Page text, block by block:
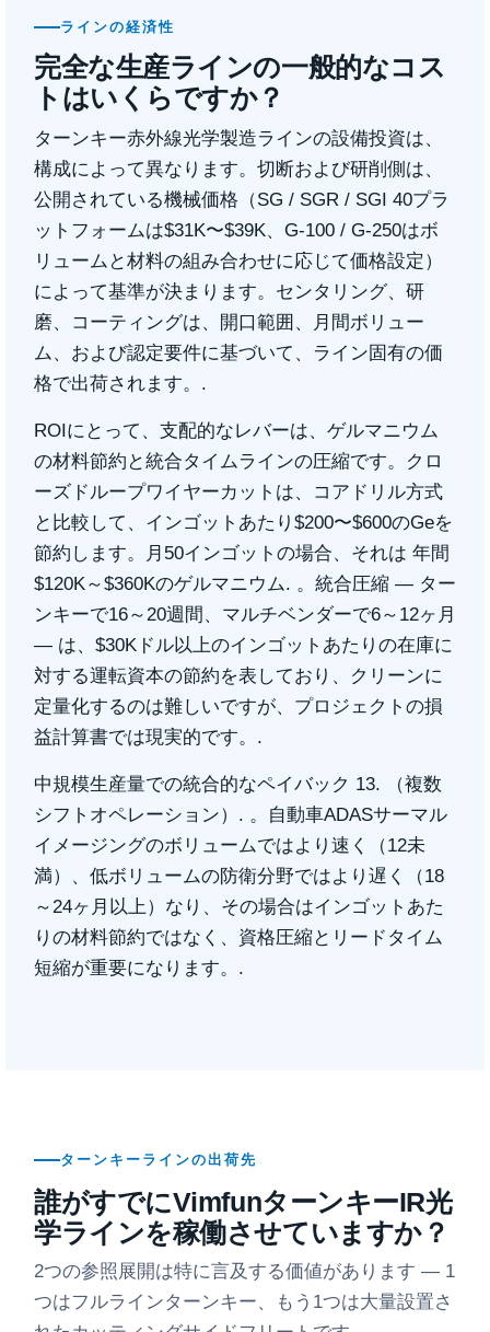
ラインの経済性
完全な生産ラインの一般的なコス
トはいくらですか？
ターンキー赤外線光学製造ラインの設備投資は、
構成によって異なります。切断および研削側は、
公開されている機械価格（SG / SGR / SGI 40プラ
ットフォームは$31K〜$39K、G-100 / G-250はボ
リュームと材料の組み合わせに応じて価格設定）
によって基準が決まります。センタリング、研
磨、コーティングは、開口範囲、月間ボリュー
ム、および認定要件に基づいて、ライン固有の価
格で出荷されます。.
ROIにとって、支配的なレバーは、ゲルマニウム
の材料節約と統合タイムラインの圧縮です。クロ
ーズドループワイヤーカットは、コアドリル方式
と比較して、インゴットあたり$200〜$600のGeを
節約します。月50インゴットの場合、それは 年間
$120K～$360Kのゲルマニウム. 。統合圧縮 — ター
ンキーで16～20週間、マルチベンダーで6～12ヶ月
— は、$30Kドル以上のインゴットあたりの在庫に
対する運転資本の節約を表しており、クリーンに
定量化するのは難しいですが、プロジェクトの損
益計算書では現実的です。.
中規模生産量での統合的なペイバック 13. （複数
シフトオペレーション） . 。自動車ADASサーマル
イメージングのボリュームではより速く（12未
満）、低ボリュームの防衛分野ではより遅く（18
～24ヶ月以上）なり、その場合はインゴットあた
りの材料節約ではなく、資格圧縮とリードタイム
短縮が重要になります。.
ターンキーラインの出荷先
誰がすでにVimfunターンキーIR光
学ラインを稼働させていますか？
2つの参照展開は特に言及する価値があります — 1
つはフルラインターンキー、もう1つは大量設置さ